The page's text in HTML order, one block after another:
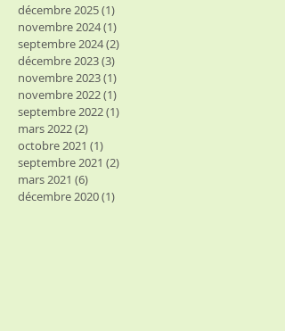
décembre 2025(1)
novembre 2024(1)
septembre 2024(2)
décembre 2023(3)
novembre 2023(1)
novembre 2022(1)
septembre 2022(1)
mars 2022(2)
octobre 2021 (1)
septembre 2021 (2)
mars 2021 (6)
décembre 2020(1)